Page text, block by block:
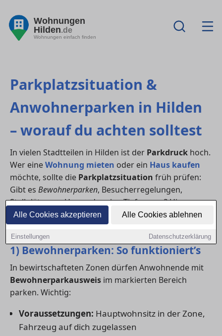
Alle Cookies akzeptieren Alle Cookies ablehnen
Einstellungen Datenschutzerklärung
Wohnungen
Hilden.de
Wohnungen einfach finden
Parkplatzsituation &
Anwohnerparken in Hilden
– worauf du achten solltest
In vielen Stadtteilen in Hilden ist der Parkdruck hoch.
Wer eineWohnung mieten oder ein Haus kaufen
möchte, sollte die Parkplatzsituation früh prüfen:
Gibt es Bewohnerparken, Besucherregelungen,
Stellplätze am Haus oder eine Tiefgarage? Hier
bekommst du den Überblick – inklusive Checkliste für
Besichtigungen.
1) Bewohnerparken: So funktioniert’s
In bewirtschafteten Zonen dürfen Anwohnende mit
Bewohnerparkausweis im markierten Bereich
parken. Wichtig:
Voraussetzungen: Hauptwohnsitz in der Zone,
Fahrzeug auf dich zugelassen